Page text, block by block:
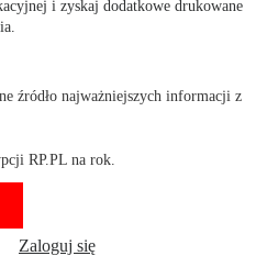
i zyskaj dodatkowe drukowane
źródło najważniejszych informacji z
RP.PL na rok.
Zaloguj się